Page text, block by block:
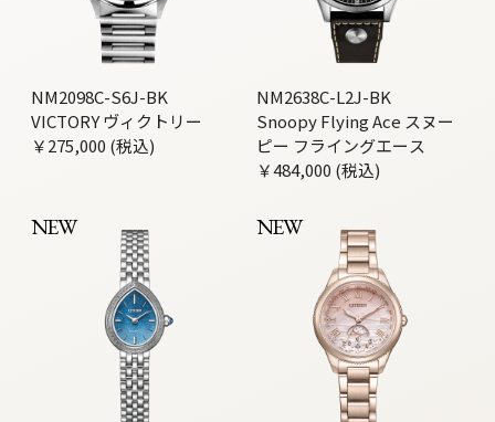
NM2098C-S6J-BK
VICTORY ヴィクトリー
￥275,000 (税込)
NM2638C-L2J-BK
Snoopy Flying Ace スヌー
ピー フライングエース
￥484,000 (税込)
NEW NEW